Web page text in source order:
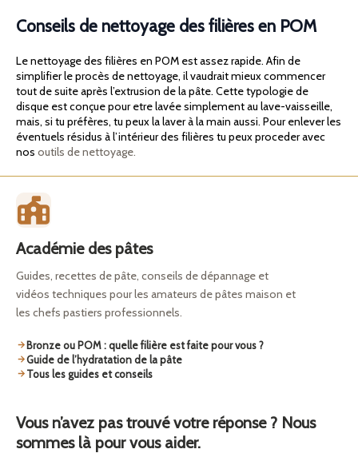
Conseils de nettoyage des filières en POM
Le nettoyage des filières en POM est assez rapide. Afin de
simplifier le procès de nettoyage, il vaudrait mieux commencer
tout de suite après l’extrusion de la pâte. Cette typologie de
disque est conçue pour etre lavée simplement au lave-vaisseille,
mais, si tu préfères, tu peux la laver à la main aussi. Pour enlever les
éventuels résidus à l’intérieur des filières tu peux proceder avec
nos outils de nettoyage.
Académie des pâtes
Guides, recettes de pâte, conseils de dépannage et
vidéos techniques pour les amateurs de pâtes maison et
les chefs pastiers professionnels.
Bronze ou POM : quelle filière est faite pour vous ?
Guide de l’hydratation de la pâte
Tous les guides et conseils
Vous n’avez pas trouvé votre réponse ? Nous
sommes là pour vous aider.